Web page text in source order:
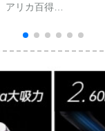
アリカ百得
1200 AVケベル車用車
載専用乾式小型ハレ